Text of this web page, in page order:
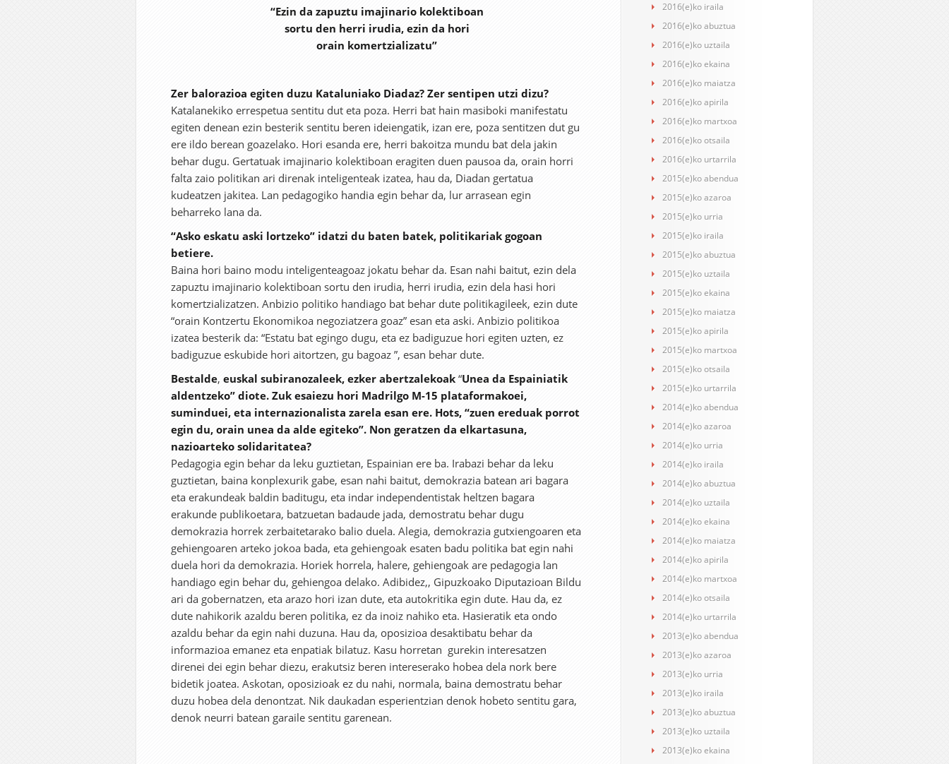
“Ezin da zapuztu imajinario kolektiboan
sortu den herri irudia, ezin da hori
orain komertzializatu”
Zer balorazioa egiten duzu Kataluniako Diadaz? Zer sentipen utzi dizu?
Katalanekiko errespetua sentitu dut eta poza. Herri bat hain masiboki manifestatu
egiten denean ezin besterik sentitu beren ideiengatik, izan ere, poza sentitzen dut gu
ere ildo berean goazelako. Hori esanda ere, herri bakoitza mundu bat dela jakin
behar dugu. Gertatuak imajinario kolektiboan eragiten duen pausoa da, orain horri
falta zaio politikan ari direnak inteligenteak izatea, hau da, Diadan gertatua
kudeatzen jakitea. Lan pedagogiko handia egin behar da, lur arrasean egin
beharreko lana da.
“Asko eskatu aski lortzeko” idatzi du baten batek, politikariak gogoan
betiere.
Baina hori baino modu inteligenteagoaz jokatu behar da. Esan nahi baitut, ezin dela
zapuztu imajinario kolektiboan sortu den irudia, herri irudia, ezin dela hasi hori
komertzializatzen. Anbizio politiko handiago bat behar dute politikagileek, ezin dute
“orain Kontzertu Ekonomikoa negoziatzera goaz” esan eta aski. Anbizio politikoa
izatea besterik da: “Estatu bat egingo dugu, eta ez badiguzue hori egiten uzten, ez
badiguzue eskubide hori aitortzen, gu bagoaz ”, esan behar dute.
Bestalde, euskal subiranozaleek, ezker abertzalekoak “Unea da Espainiatik
aldentzeko” diote. Zuk esaiezu hori Madrilgo M-15 plataformakoei,
suminduei, eta internazionalista zarela esan ere. Hots, “zuen ereduak porrot
egin du, orain unea da alde egiteko”. Non geratzen da elkartasuna,
nazioarteko solidaritatea?
Pedagogia egin behar da leku guztietan, Espainian ere ba. Irabazi behar da leku
guztietan, baina konplexurik gabe, esan nahi baitut, demokrazia batean ari bagara
eta erakundeak baldin baditugu, eta indar independentistak heltzen bagara
erakunde publikoetara, batzuetan badaude jada, demostratu behar dugu
demokrazia horrek zerbaitetarako balio duela. Alegia, demokrazia gutxiengoaren eta
gehiengoaren arteko jokoa bada, eta gehiengoak esaten badu politika bat egin nahi
duela hori da demokrazia. Horiek horrela, halere, gehiengoak are pedagogia lan
handiago egin behar du, gehiengoa delako. Adibidez,, Gipuzkoako Diputazioan Bildu
ari da gobernatzen, eta arazo hori izan dute, eta autokritika egin dute. Hau da, ez
dute nahikorik azaldu beren politika, ez da inoiz nahiko eta. Hasieratik eta ondo
azaldu behar da egin nahi duzuna. Hau da, oposizioa desaktibatu behar da
informazioa emanez eta enpatiak bilatuz. Kasu horretan gurekin interesatzen
direnei dei egin behar diezu, erakutsiz beren intereserako hobea dela nork bere
bidetik joatea. Askotan, oposizioak ez du nahi, normala, baina demostratu behar
duzu hobea dela denontzat. Nik daukadan esperientzian denok hobeto sentitu gara,
denok neurri batean garaile sentitu garenean.
2016(e)ko iraila
2016(e)ko abuztua
2016(e)ko uztaila
2016(e)ko ekaina
2016(e)ko maiatza
2016(e)ko apirila
2016(e)ko martxoa
2016(e)ko otsaila
2016(e)ko urtarrila
2015(e)ko abendua
2015(e)ko azaroa
2015(e)ko urria
2015(e)ko iraila
2015(e)ko abuztua
2015(e)ko uztaila
2015(e)ko ekaina
2015(e)ko maiatza
2015(e)ko apirila
2015(e)ko martxoa
2015(e)ko otsaila
2015(e)ko urtarrila
2014(e)ko abendua
2014(e)ko azaroa
2014(e)ko urria
2014(e)ko iraila
2014(e)ko abuztua
2014(e)ko uztaila
2014(e)ko ekaina
2014(e)ko maiatza
2014(e)ko apirila
2014(e)ko martxoa
2014(e)ko otsaila
2014(e)ko urtarrila
2013(e)ko abendua
2013(e)ko azaroa
2013(e)ko urria
2013(e)ko iraila
2013(e)ko abuztua
2013(e)ko uztaila
2013(e)ko ekaina